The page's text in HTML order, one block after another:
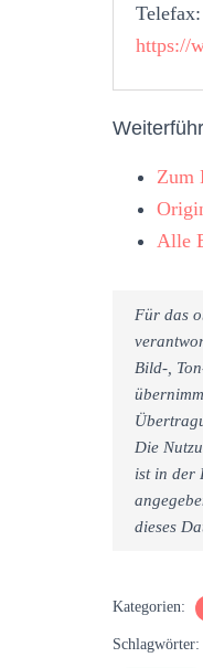
https://
Zum
Alle
Für das
Bild-,
Die
ist in der
dieses
Kategorien:
Schlagwörter: